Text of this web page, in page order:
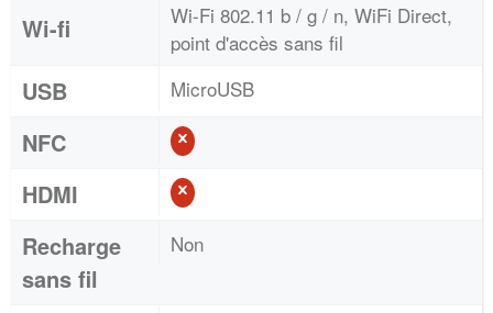
Wi-fi
Wi-Fi 802.11 b / g / n, WiFi Direct,
point d'accès sans fil
USB MicroUSB
NFC
HDMI
Recharge
sans fil
Non